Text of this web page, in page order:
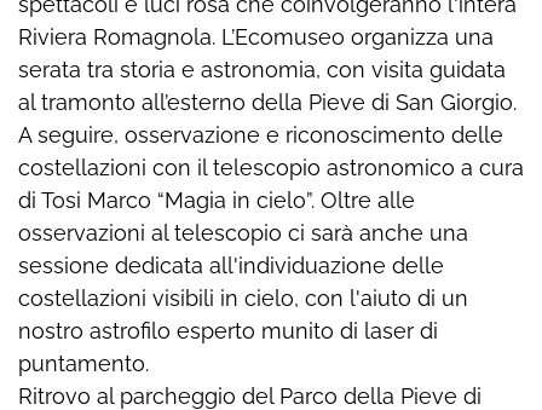
Riviera Romagnola. L’Ecomuseo organizza una
serata tra storia e astronomia, con visita guidata
al tramonto all’esterno della Pieve di San Giorgio.
A seguire, osservazione e riconoscimento delle
costellazioni con il telescopio astronomico a cura
di Tosi Marco “Magia in cielo”. Oltre alle
osservazioni al telescopio ci sarà anche una
sessione dedicata all'individuazione delle
costellazioni visibili in cielo, con l'aiuto di un
nostro astrofilo esperto munito di laser di
puntamento.
Ritrovo al parcheggio del Parco della Pieve di